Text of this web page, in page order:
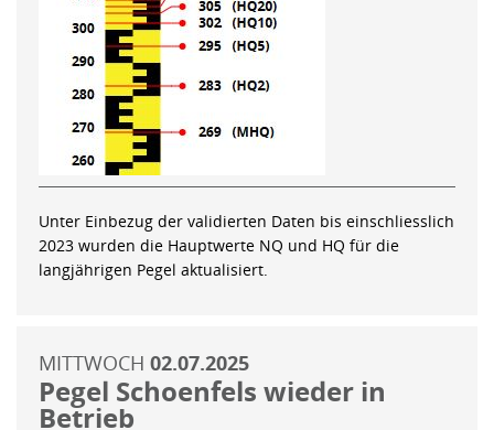
Unter Einbezug der validierten Daten bis einschliesslich
2023 wurden die Hauptwerte NQ und HQ für die
langjährigen Pegel aktualisiert.
MITTWOCH 02.07.2025
Pegel Schoenfels wieder in
Betrieb